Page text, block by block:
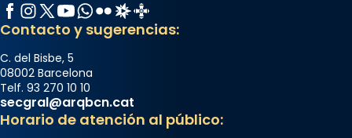
Facebook
Instagram
X / Twitter
YouTube
WhatsApp
FlickrRadio Estel
Catalunya Cristiana
Contacto y sugerencias:
C. del Bisbe, 5
08002 Barcelona
Telf. 93 270 10 10
secgral@arqbcn.cat
Horario de atención al público: